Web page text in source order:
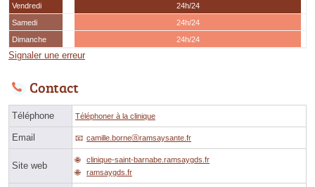
Vendredi
24h/24
Samedi
24h/24
Dimanche
24h/24
Signaler une erreur
Contact
Téléphone Téléphoner à la clinique
Email camille.borneⓐramsaysante.fr
Site web
clinique-saint-barnabe.ramsaygds.fr
ramsaygds.fr